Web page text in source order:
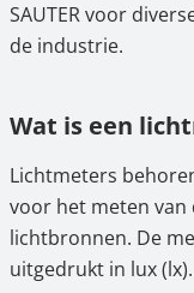
SAUTER voor
de industrie.
Wat is een
Lichtmeters
voor het meten van
lichtbronnen. De
uitgedrukt in lux (lx).